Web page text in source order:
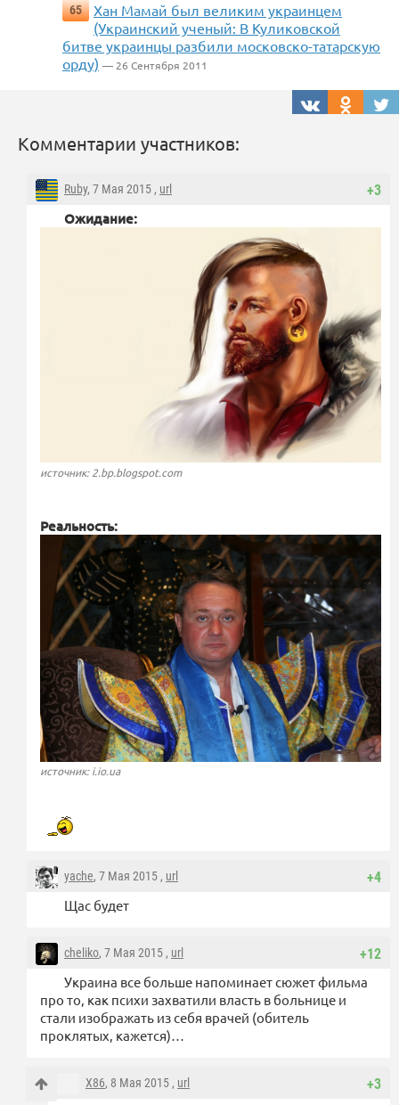
65
Хан Мамай был великим украинцем
(Украинский ученый: В Куликовской
битве украинцы разбили московско-татарскую
орду) — 26 Сентября 2011
Комментарии участников:
+3
Ruby, 7 Мая 2015 , url
Ожидание:
источник: 2.bp.blogspot.com
Реальность:
источник: i.io.ua
+4
yache, 7 Мая 2015 , url
Щас будет
+12
cheliko, 7 Мая 2015 , url
Украина все больше напоминает сюжет фильма
про то, как психи захватили власть в больнице и
стали изображать из себя врачей (обитель
проклятых, кажется)…
+3
X86, 8 Мая 2015 , url